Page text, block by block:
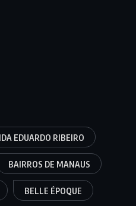
EDUARDO RIBEIRO
BAIRROS DE MANAUS
BELLE ÉPOQUE